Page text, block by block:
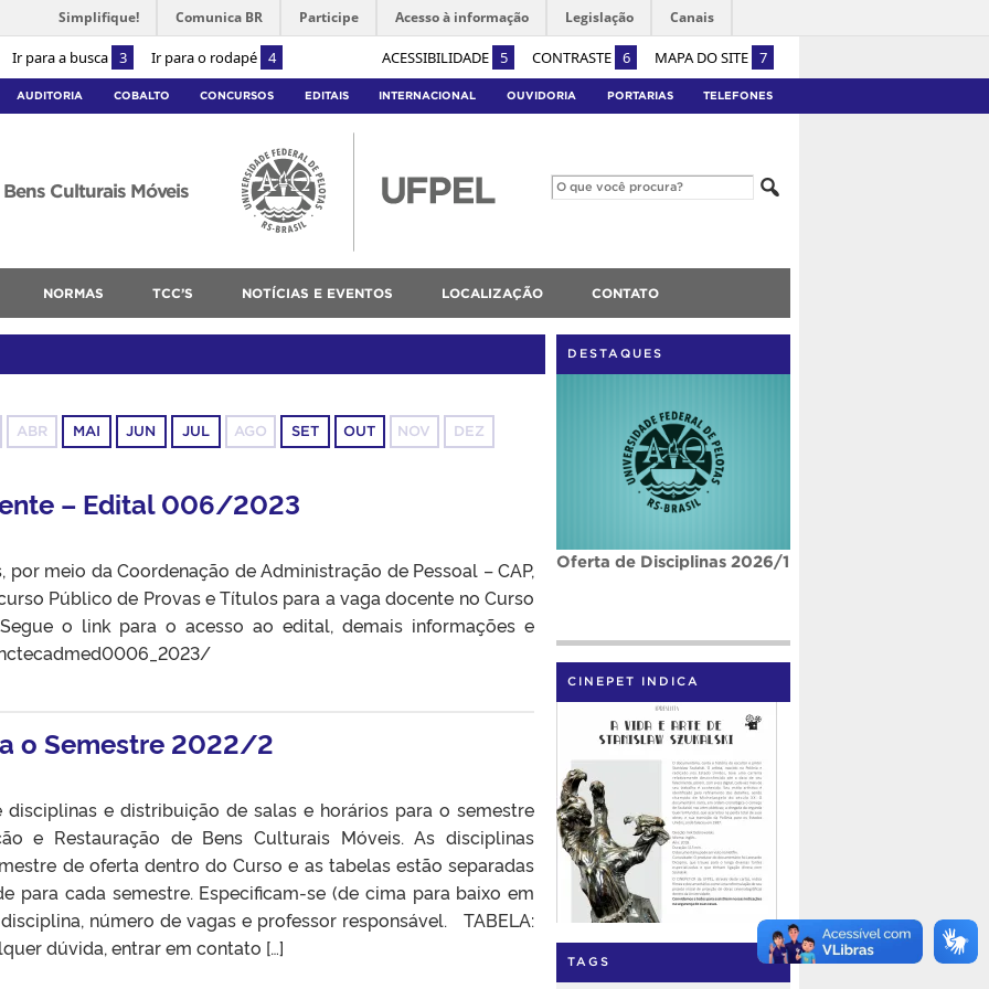
Ir para a busca 3 Ir para o rodapé 4 ACESSIBILIDADE 5 CONTRASTE 6 MAPA DO SITE 7
Simplifique! Comunica BR Participe Acesso à informação Legislação Canais
AUDITORIA COBALTO CONCURSOS EDITAIS INTERNACIONAL OUVIDORIA PORTARIAS TELEFONES
Culturais Móveis
NORMAS TCC’S NOTÍCIAS E EVENTOS LOCALIZAÇÃO CONTATO
ABR MAI JUN JUL AGO SET OUT NOV DEZ
– Edital 006/2023
meio da Coordenação de Administração de Pessoal – CAP,
Público de Provas e Títulos para a vaga docente no Curso
o link para o acesso ao edital, demais informações e
o Semestre 2022/2
e distribuição de salas e horários para o semestre
e Restauração de Bens Culturais Móveis. As disciplinas
de oferta dentro do Curso e as tabelas estão separadas
para cada semestre. Especificam-se (de cima para baixo em
número de vagas e professor responsável. TABELA:
dúvida, entrar em contato […]
DESTAQUES
Oferta de Disciplinas 2026/1
CINEPET INDICA
TAGS